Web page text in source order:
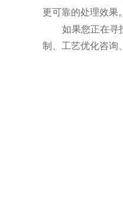
更可靠的处理效果。
如果您正在寻找
制、工艺优化咨询